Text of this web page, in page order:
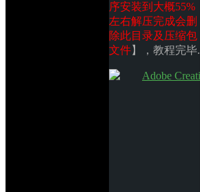
序安装到大概55%
左右解压完成会删
除此目录及压缩包
文件】，教程完毕.